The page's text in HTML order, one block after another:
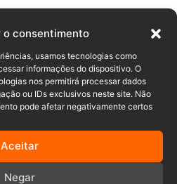
o consentimento
usamos tecnologias como
informações do dispositivo. O
nos permitirá processar dados
ou IDs exclusivos neste site. Não
pode afetar negativamente certos
Aceitar
Negar